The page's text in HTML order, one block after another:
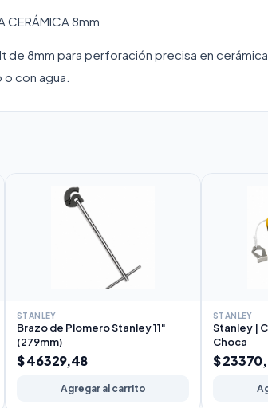
CERÁMICA 8mm
de 8mm para perforación precisa en
con agua.
STANLEY
Brazo de Plomero Stanley 11"
(279mm)
$ 46329,48
Agregar al carrito
STANLEY
Stanley |
Choca
$